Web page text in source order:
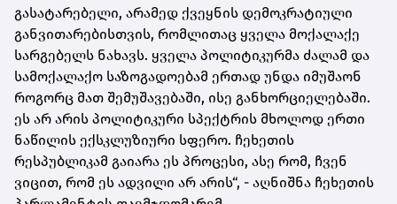
გასატარებელი, არამედ ქვეყნის დემოკრატიული
განვითარებისთვის, რომლითაც ყველა მოქალაქე
სარგებელს ნახავს. ყველა პოლიტიკურმა ძალამ და
სამოქალაქო საზოგადოებამ ერთად უნდა იმუშაონ
როგორც მათ შემუშავებაში, ისე განხორციელებაში.
ეს არ არის პოლიტიკური სპექტრის მხოლოდ ერთი
ნაწილის ექსკლუზიური სფერო. ჩეხეთის
რესპუბლიკამ გაიარა ეს პროცესი, ასე რომ, ჩვენ
ვიცით, რომ ეს ადვილი არ არის“, - აღნიშნა ჩეხეთის